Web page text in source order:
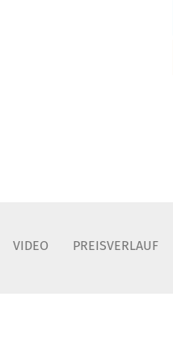
VIDEO PREISVERLAUF